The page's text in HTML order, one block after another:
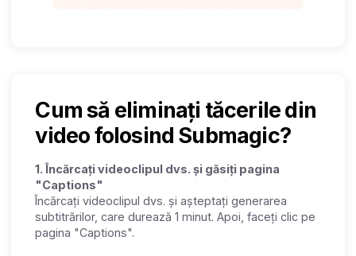
Cum să eliminați tăcerile din
video folosind Submagic?
1. Încărcați videoclipul dvs. și găsiți pagina
"Captions"
Încărcați videoclipul dvs. și așteptați generarea
subtitrărilor, care durează 1 minut. Apoi, faceți clic pe
pagina "Captions".